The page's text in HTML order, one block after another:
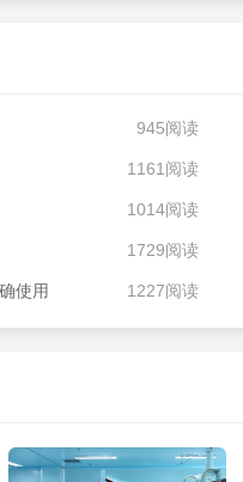
945阅读
1161阅读
1014阅读
1729阅读
使用 1227阅读